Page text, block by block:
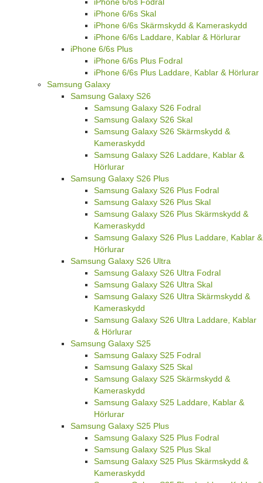
iPhone 6/6s Skal
iPhone 6/6s Skärmskydd & Kameraskydd
iPhone 6/6s Laddare, Kablar & Hörlurar
iPhone 6/6s Plus
iPhone 6/6s Plus Fodral
iPhone 6/6s Plus Laddare, Kablar & Hörlurar
Samsung Galaxy
Samsung Galaxy S26
Samsung Galaxy S26 Fodral
Samsung Galaxy S26 Skal
Samsung Galaxy S26 Skärmskydd &
Kameraskydd
Samsung Galaxy S26 Laddare, Kablar &
Hörlurar
Samsung Galaxy S26 Plus
Samsung Galaxy S26 Plus Fodral
Samsung Galaxy S26 Plus Skal
Samsung Galaxy S26 Plus Skärmskydd &
Kameraskydd
Samsung Galaxy S26 Plus Laddare, Kablar &
Hörlurar
Samsung Galaxy S26 Ultra
Samsung Galaxy S26 Ultra Fodral
Samsung Galaxy S26 Ultra Skal
Samsung Galaxy S26 Ultra Skärmskydd &
Kameraskydd
Samsung Galaxy S26 Ultra Laddare, Kablar
& Hörlurar
Samsung Galaxy S25
Samsung Galaxy S25 Fodral
Samsung Galaxy S25 Skal
Samsung Galaxy S25 Skärmskydd &
Kameraskydd
Samsung Galaxy S25 Laddare, Kablar &
Hörlurar
Samsung Galaxy S25 Plus
Samsung Galaxy S25 Plus Fodral
Samsung Galaxy S25 Plus Skal
Samsung Galaxy S25 Plus Skärmskydd &
Kameraskydd